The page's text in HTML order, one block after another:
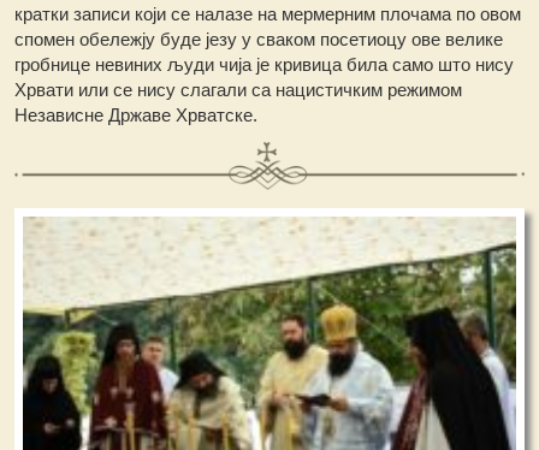
кратки записи који се налазе на мермерним плочама по овом
спомен обележју буде језу у сваком посетиоцу ове велике
гробнице невиних људи чија је кривица била само што нису
Хрвати или се нису слагали са нацистичким режимом
Независне Државе Хрватске.